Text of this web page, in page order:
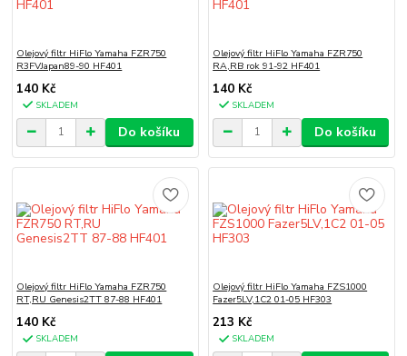
Olejový filtr HiFlo Yamaha FZR750
R3FVJapan89-90 HF401
140 Kč
SKLADEM
Do košíku
Olejový filtr HiFlo Yamaha FZR750
RA,RB rok 91-92 HF401
140 Kč
SKLADEM
Do košíku
Olejový filtr HiFlo Yamaha FZR750
RT,RU Genesis2TT 87-88 HF401
140 Kč
SKLADEM
Olejový filtr HiFlo Yamaha FZS1000
Fazer5LV,1C2 01-05 HF303
213 Kč
SKLADEM